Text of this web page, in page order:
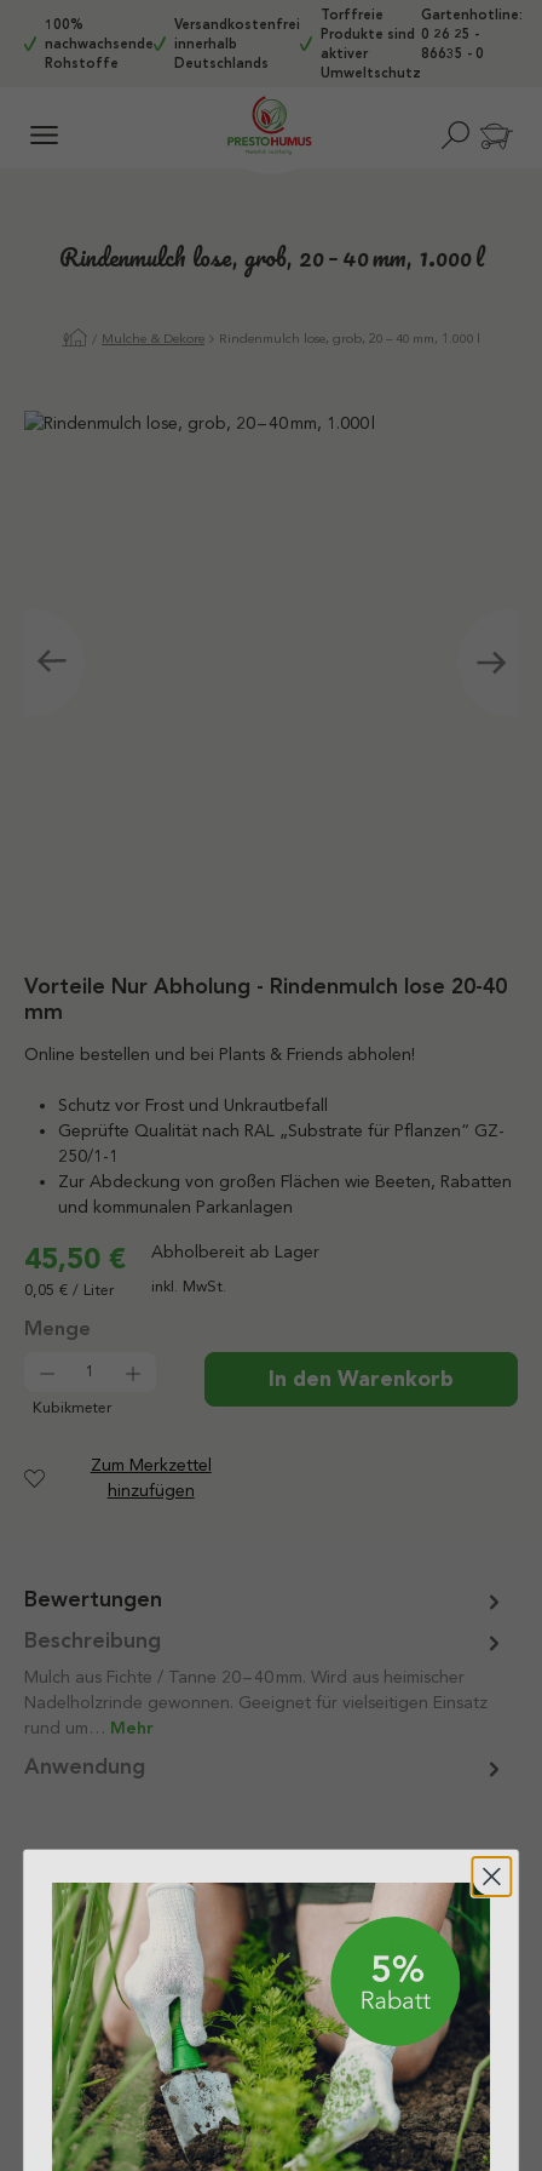
Zum Hauptinhalt springen
100%
nachwachsende
Rohstoffe
Versandkostenfrei
innerhalb
Deutschlands
Torffreie
Produkte sind
aktiver
Umweltschutz
Gartenhotline:
0 26 25 -
86635 - 0
Rindenmulch lose, grob, 20 – 40 mm, 1.000 l
Mulche & Dekore Rindenmulch lose, grob, 20 – 40 mm, 1.000 l
Vorteile Nur Abholung - Rindenmulch lose 20-40
mm
Online bestellen und bei Plants & Friends abholen!
Schutz vor Frost und Unkrautbefall
Geprüfte Qualität nach RAL „Substrate für Pflanzen“ GZ-
250/1-1
Zur Abdeckung von großen Flächen wie Beeten, Rabatten
und kommunalen Parkanlagen
45,50 €
0,05 € / Liter
Abholbereit ab Lager
inkl. MwSt.
Produkt Anzahl: Gib den gewünschten Wert ein
Kubikmeter
In den Warenkorb
Zum Merkzettel
hinzufügen
Bewertungen
Beschreibung
Mulch aus Fichte / Tanne 20 – 40 mm. Wird aus heimischer
Nadelholzrinde gewonnen. Geeignet für vielseitigen Einsatz
rund um… Mehr
Anwendung
Drei ökologische Gründe
Für die Umwelt
Torffreie Erden produzieren bis zu 82% weniger CO₂ als herkömmliche
Blumenerden. Dazu bleibt der natürliche Lebensraum für Tiere, Pflanzen
in Mooren erhalten.
Ökologisch verpackt
Recyclingkunststoffe bilden die Basis unserer Verpackungen. Dabei beträgt